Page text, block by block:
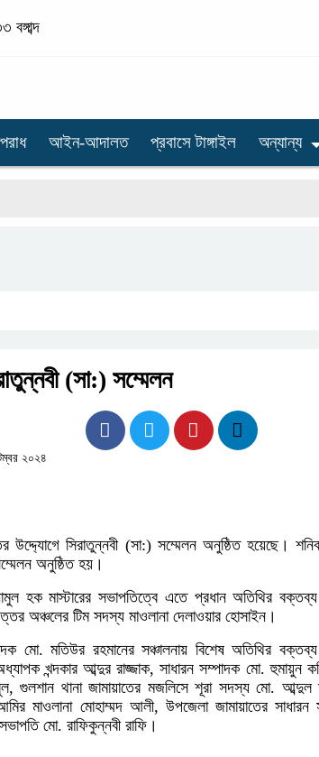
আইন-আদালত প্রবাসে টাঙ্গাইল অন্যান্য
(সা:) সম্মেলন
২০২৪
উদ্দ্যোগে সিরাতুন্নবী (সা:) সম্মেলন অনুষ্ঠিত হয়েছে।
অনুষ্ঠিত হয়।
হক মাস্টারের সভাপতিত্বে এতে প্রধান অতিথির বক্তব্য
অঞ্চলের টিম সদস্য মাওলানা দেলাওয়ার হোসাইন।
মো. মতিউর রহমানের সঞ্চালনায় বিশেষ অতিথির বক্তব্য
খন্দকার আব্দুর রাজ্জাক, সাধারন সম্পাদক মো. হুমায়ুন
গুলশান থানা জামায়াতের মজলিসে শূরা সদস্য মো. আব্দুল
মাওলানা মোহাম্মদ আলী, উপজেলা জামায়াতের সাধারন
সভাপতি মো. রাফিকুন্নবী রাফি।